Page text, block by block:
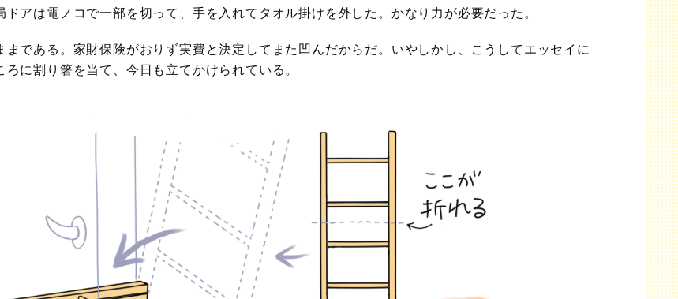
アは電ノコで一部を切って、手を入れてタオル掛けを外した。かなり力が必要だった。
である。家財保険がおりず実費と決定してまた凹んだからだ。いやしかし、こうしてエッセイに
に割り箸を当て、今日も立てかけられている。